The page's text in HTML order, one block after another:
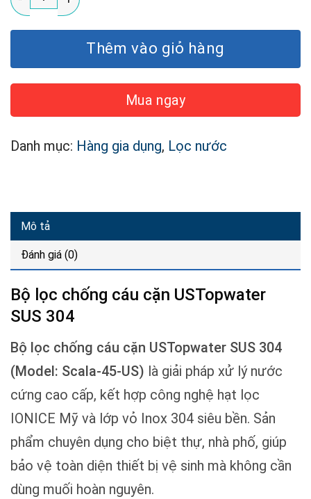
Thêm vào giỏ hàng
Mua ngay
Danh mục: Hàng gia dụng, Lọc nước
Mô tả
Đánh giá (0)
Bộ lọc chống cáu cặn USTopwater
SUS 304
Bộ lọc chống cáu cặn USTopwater SUS 304
(Model: Scala-45-US) là giải pháp xử lý nước
cứng cao cấp, kết hợp công nghệ hạt lọc
IONICE Mỹ và lớp vỏ Inox 304 siêu bền. Sản
phẩm chuyên dụng cho biệt thự, nhà phố, giúp
bảo vệ toàn diện thiết bị vệ sinh mà không cần
dùng muối hoàn nguyên.